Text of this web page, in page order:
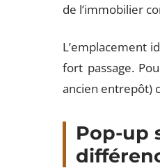
de l’immobilier
L’emplacement
fort passage.
ancien entrepôt)
Pop-up